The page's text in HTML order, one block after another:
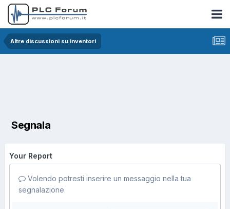
Altre discussioni su inventori
Segnala
Your Report
Volendo potresti inserire un messaggio nella tua
segnalazione.